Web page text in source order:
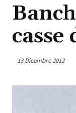
13 Dicembre 2012